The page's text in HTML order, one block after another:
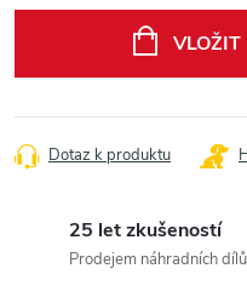
VLOŽIT
Dotaz k produktu
25 let zkušeností
Prodejem náhradních